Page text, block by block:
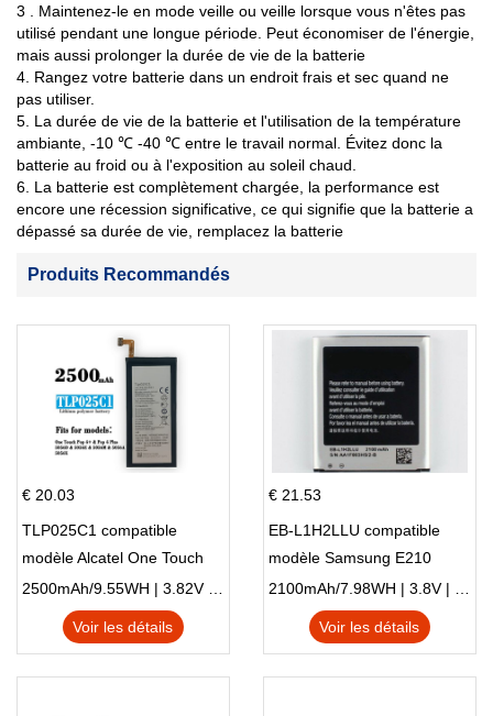
3 . Maintenez-le en mode veille ou veille lorsque vous n'êtes pas
utilisé pendant une longue période. Peut économiser de l'énergie,
mais aussi prolonger la durée de vie de la batterie
4. Rangez votre batterie dans un endroit frais et sec quand ne
pas utiliser.
5. La durée de vie de la batterie et l'utilisation de la température
ambiante, -10 ℃ -40 ℃ entre le travail normal. Évitez donc la
batterie au froid ou à l'exposition au soleil chaud.
6. La batterie est complètement chargée, la performance est
encore une récession significative, ce qui signifie que la batterie a
dépassé sa durée de vie, remplacez la batterie
Produits Recommandés
€ 20.03
TLP025C1 compatible
modèle Alcatel One Touch
Pop 4 Plus OT-5056D
2500mAh/9.55WH | 3.82V | Li-ion ...
Voir les détails
€ 21.53
EB-L1H2LLU compatible
modèle Samsung E210
E210K i939
2100mAh/7.98WH | 3.8V | Li-ion ...
Voir les détails